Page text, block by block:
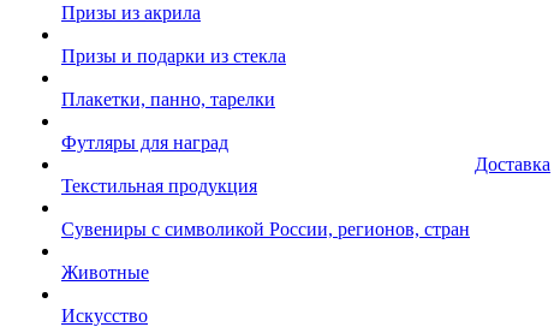
Призы из акрила
Призы и подарки из стекла
Плакетки, панно, тарелки
Футляры для наград
Текстильная продукция
Сувениры с символикой России, регионов, стран
Животные
Искусство
Доставка